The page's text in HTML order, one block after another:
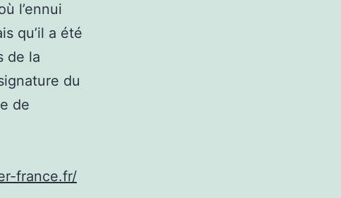
l’ennui
qu’il a été
de la
du
de
france.fr/